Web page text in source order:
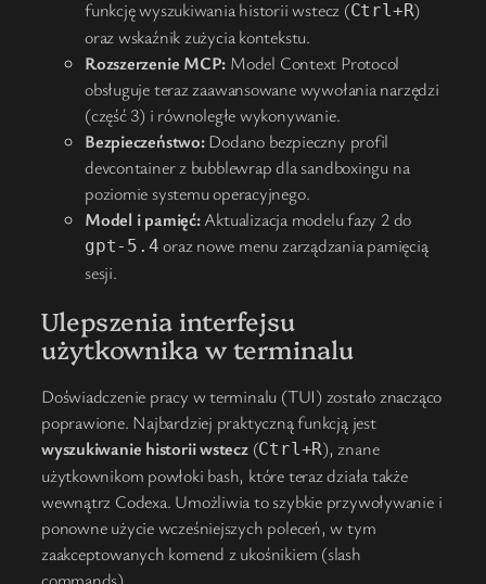
funkcję wyszukiwania historii wstecz (Ctrl+R)
oraz wskaźnik zużycia kontekstu.
Rozszerzenie MCP: Model Context Protocol
obsługuje teraz zaawansowane wywołania narzędzi
(część 3) i równoległe wykonywanie.
Bezpieczeństwo:Dodano bezpieczny profil
devcontainer z bubblewrap dla sandboxingu na
poziomie systemu operacyjnego.
Model i pamięć:Aktualizacja modelu fazy 2 do
gpt-5.4 oraz nowe menu zarządzania pamięcią
sesji.
Ulepszenia interfejsu
użytkownika w terminalu
Doświadczenie pracy w terminalu (TUI) zostało znacząco
poprawione. Najbardziej praktyczną funkcją jest
wyszukiwanie historii wstecz(Ctrl+R), znane
użytkownikom powłoki bash, które teraz działa także
wewnątrz Codexa. Umożliwia to szybkie przywoływanie i
ponowne użycie wcześniejszych poleceń, w tym
zaakceptowanych komend z ukośnikiem (slash